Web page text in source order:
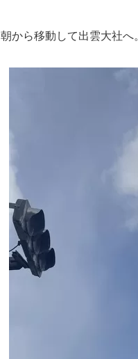
朝から移動して出雲大社へ。